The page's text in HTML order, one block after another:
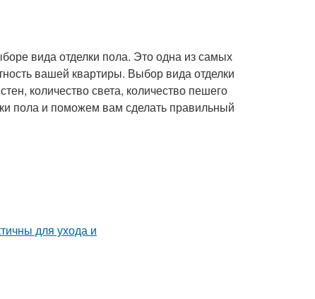
вида отделки пола. Это одна из самых
вашей квартиры. Выбор вида отделки
количество света, количество пешего
пола и поможем вам сделать правильный